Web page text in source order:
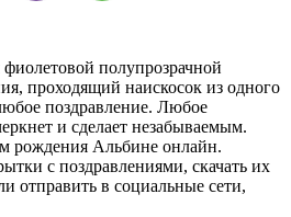
полупрозрачной
проходящий наискосок из одного
поздравление. Любое
и сделает незабываемым.
рождения Альбине онлайн.
с поздравлениями, скачать их
отправить в социальные сети,